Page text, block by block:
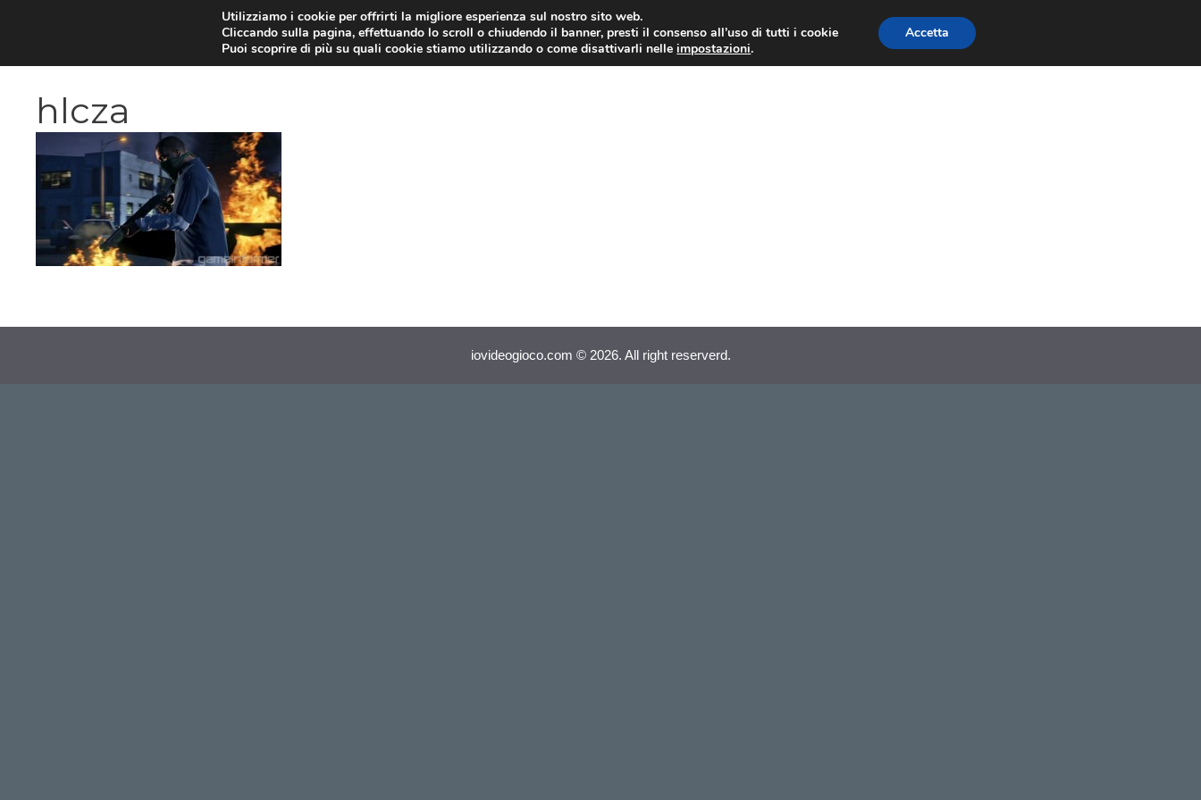
VIDEOGIOCHI NEWS RECENSIONI TRAILER GIOCHI
hlcza
iovideogioco.com © 2026. All right reserverd.
Utilizziamo i cookie per offrirti la migliore esperienza sul nostro sito web.
Cliccando sulla pagina, effettuando lo scroll o chiudendo il banner, presti il consenso all’uso di tutti i cookie
Puoi scoprire di più su quali cookie stiamo utilizzando o come disattivarli nelleimpostazioni.
Accetta